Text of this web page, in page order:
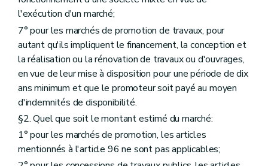
l'exécution d'un marché;
7° pour les marchés de promotion de travaux, pour
autant qu'ils impliquent le financement, la conception et
la réalisation ou la rénovation de travaux ou d'ouvrages,
en vue de leur mise à disposition pour une période de dix
ans minimum et que le promoteur soit payé au moyen
d'indemnités de disponibilité.
§2. Quel que soit le montant estimé du marché:
1° pour les marchés de promotion, les articles
mentionnés à l'article 96 ne sont pas applicables;